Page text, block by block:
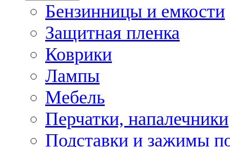
Бензинницы и емкости
Защитная пленка
Коврики
Лампы
Мебель
Перчатки, напалечники
Подставки и зажимы